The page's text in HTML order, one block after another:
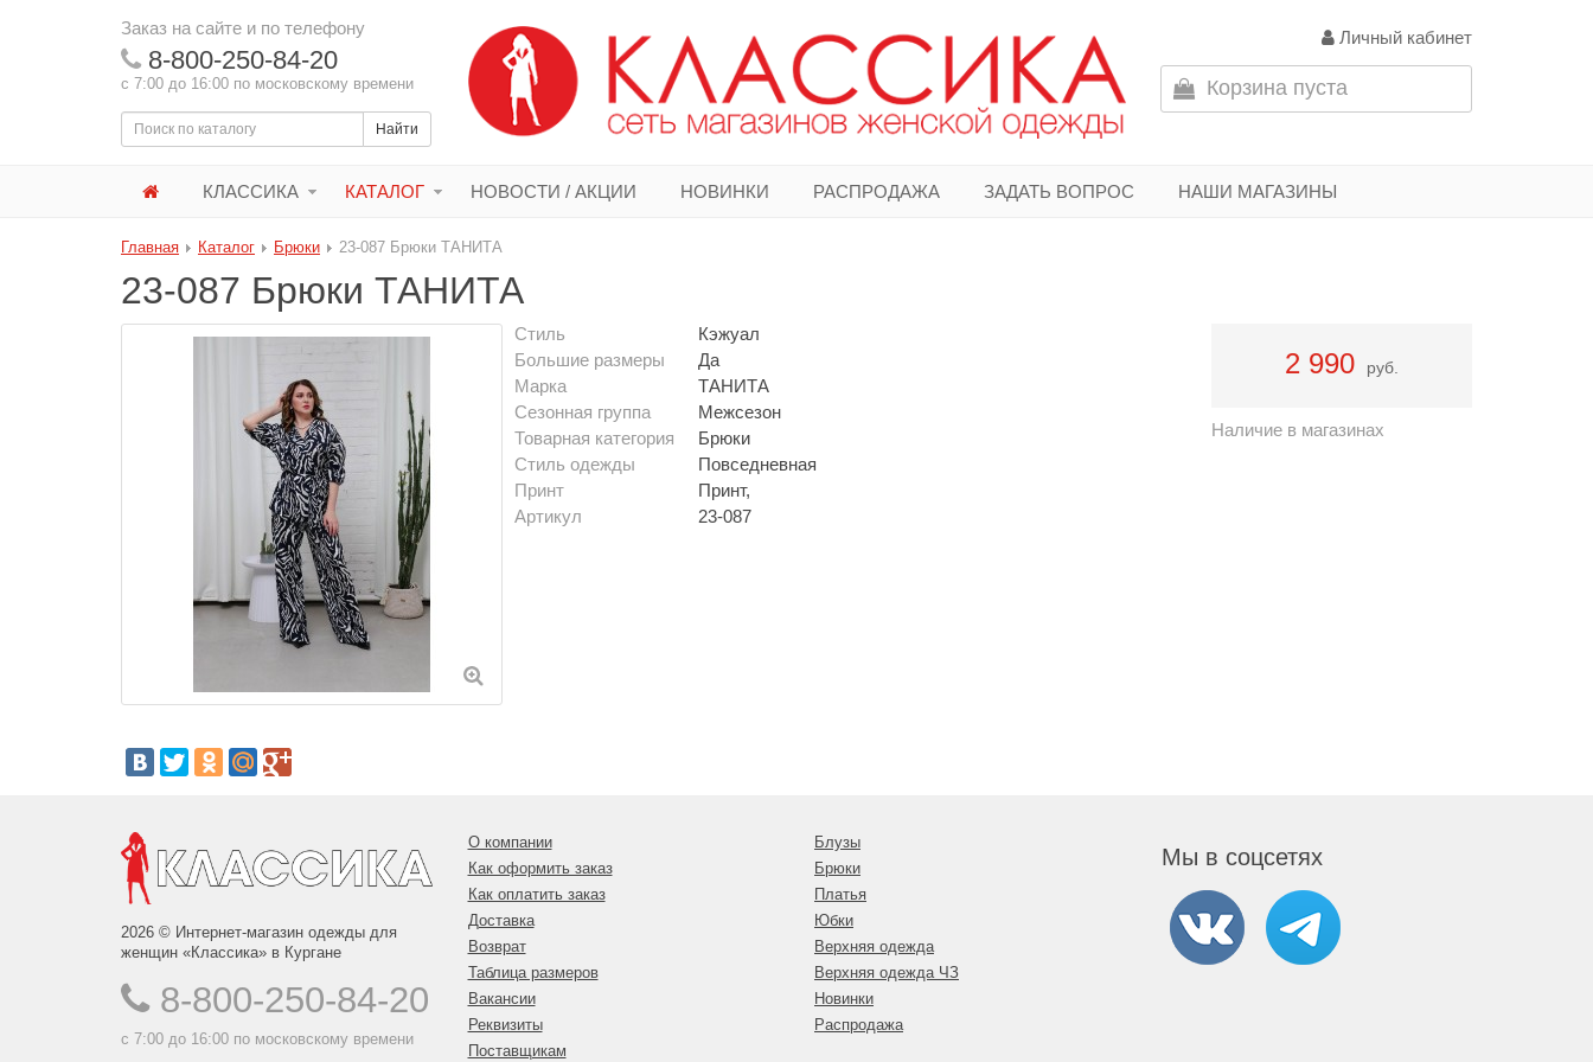
Заказ на сайте и по телефону
8-800-250-84-20
с 7:00 до 16:00 по московскому времени
Найти
Личный кабинет
Корзина пуста
КЛАССИКА КАТАЛОГ НОВОСТИ / АКЦИИ НОВИНКИ РАСПРОДАЖА ЗАДАТЬ ВОПРОС НАШИ МАГАЗИНЫ
Главная Каталог Брюки 23-087 Брюки ТАНИТА
23-087 Брюки ТАНИТА
2 990 руб.
Наличие в магазинах
Стиль
Кэжуал
Большие размеры
Да
Марка
ТАНИТА
Сезонная группа
Межсезон
Товарная категория
Брюки
Стиль одежды
Повседневная
Принт
Принт,
Артикул
23-087
2026 © Интернет-магазин одежды для
женщин «Классика» в Кургане
8-800-250-84-20
с 7:00 до 16:00 по московскому времени
О компании
Как оформить заказ
Как оплатить заказ
Доставка
Возврат
Таблица размеров
Вакансии
Реквизиты
Поставщикам
Блузы
Брюки
Платья
Юбки
Верхняя одежда
Верхняя одежда ЧЗ
Новинки
Распродажа
Мы в соцсетях